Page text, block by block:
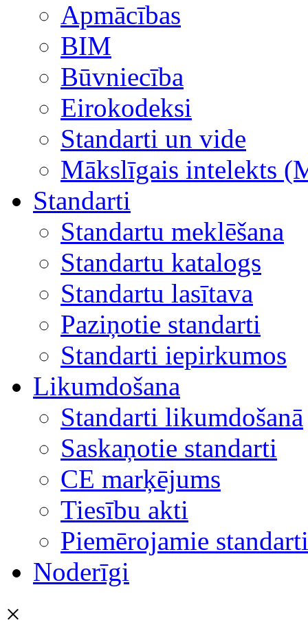
Apmācības
BIM
Būvniecība
Eirokodeksi
Standarti un vide
Mākslīgais intelekts
Standarti
Standartu meklēšana
Standartu katalogs
Standartu lasītava
Paziņotie standarti
Standarti iepirkumos
Likumdošana
Standarti likumdošanā
Saskaņotie standarti
CE marķējums
Tiesību akti
Piemērojamie standarti
Noderīgi
×